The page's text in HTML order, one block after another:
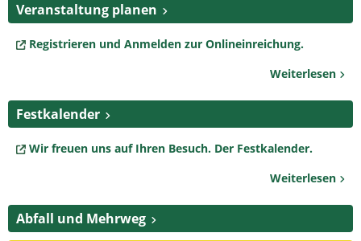
Veranstaltung planen
Registrieren und Anmelden zur Onlineinreichung.
Weiterlesen
Festkalender
Wir freuen uns auf Ihren Besuch. Der Festkalender.
Weiterlesen
Abfall und Mehrweg